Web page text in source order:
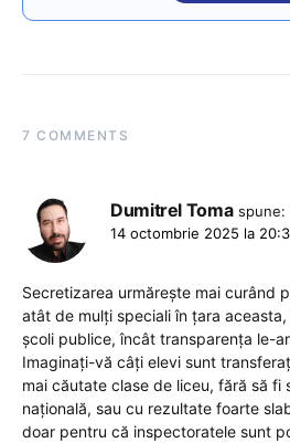
7 COMMENTS
Dumitrel Toma spune:
14 octombrie 2025 la
Secretizarea urmărește mai curând
atât de mulți speciali în țara
școli publice, încât transparența le-
Imaginați-vă câți elevi sunt
mai căutate clase de liceu, fără să fi
națională, sau cu rezultate foarte
doar pentru că inspectoratele sunt